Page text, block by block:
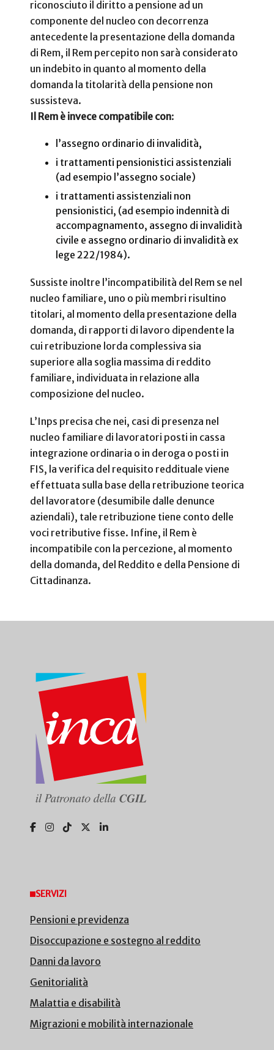
riconosciuto il diritto a pensione ad un
componente del nucleo con decorrenza
antecedente la presentazione della domanda
di Rem, il Rem percepito non sarà considerato
un indebito in quanto al momento della
domanda la titolarità della pensione non
sussisteva.
Il Rem è invece compatibile con:
l’assegno ordinario di invalidità,
i trattamenti pensionistici assistenziali
(ad esempio l’assegno sociale)
i trattamenti assistenziali non
pensionistici, (ad esempio indennità di
accompagnamento, assegno di invalidità
civile e assegno ordinario di invalidità ex
lege 222/1984).
Sussiste inoltre l’incompatibilità del Rem se nel
nucleo familiare, uno o più membri risultino
titolari, al momento della presentazione della
domanda, di rapporti di lavoro dipendente la
cui retribuzione lorda complessiva sia
superiore alla soglia massima di reddito
familiare, individuata in relazione alla
composizione del nucleo.
L’Inps precisa che nei, casi di presenza nel
nucleo familiare di lavoratori posti in cassa
integrazione ordinaria o in deroga o posti in
FIS, la verifica del requisito reddituale viene
effettuata sulla base della retribuzione teorica
del lavoratore (desumibile dalle denunce
aziendali), tale retribuzione tiene conto delle
voci retributive fisse. Infine, il Rem è
incompatibile con la percezione, al momento
della domanda, del Reddito e della Pensione di
Cittadinanza.
SERVIZI
Pensioni e previdenza
Disoccupazione e sostegno al reddito
Danni da lavoro
Genitorialità
Malattia e disabilità
Migrazioni e mobilità internazionale